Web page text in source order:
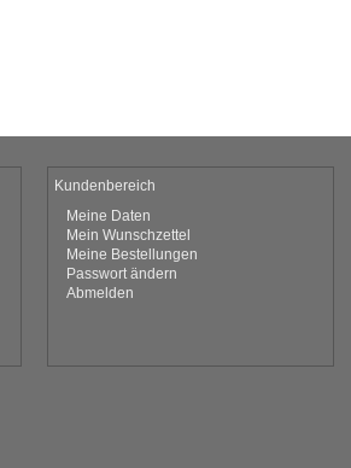
Kundenbereich
Meine Daten
Mein Wunschzettel
Meine Bestellungen
Passwort ändern
Abmelden